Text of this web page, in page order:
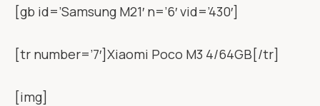
[gb id=’Samsung M21′ n=’6′ vid=’430′]
[tr number=’7′]Xiaomi Poco M3 4/64GB[/tr]
[img]